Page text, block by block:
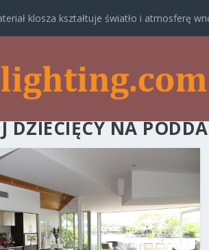
klosza kształtuje światło i atmosferę
DZIECIĘCY NA